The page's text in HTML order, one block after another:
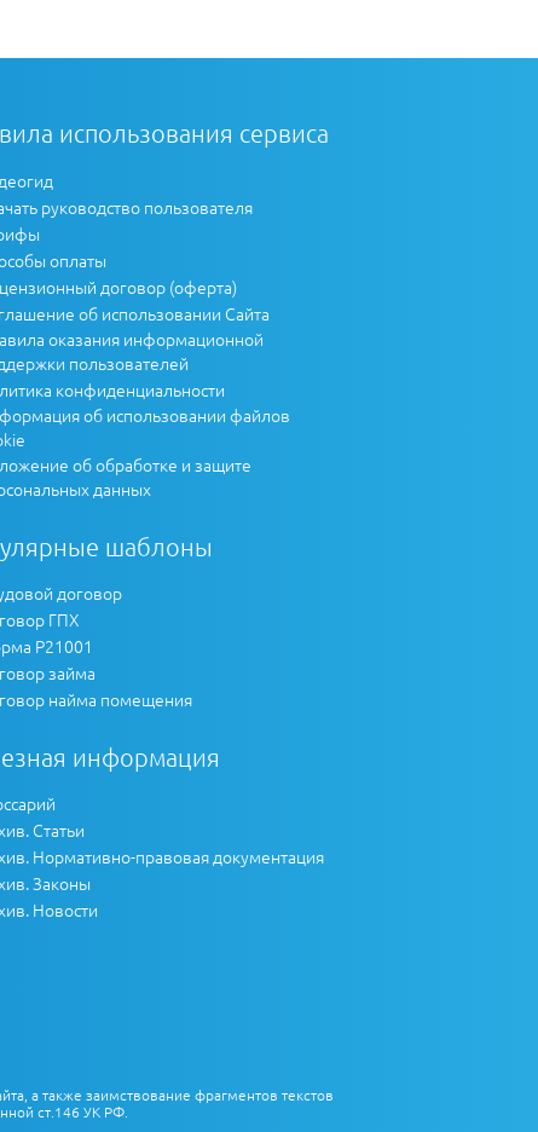
использования сервиса
руководство пользователя
оплаты
договор (оферта)
об использовании Сайта
оказания информационной
пользователей
конфиденциальности
об использовании файлов
об обработке и защите
данных
шаблоны
договор
ГПХ
Р21001
займа
найма помещения
информация
Статьи
Нормативно-правовая документация
Законы
Новости
а также заимствование фрагментов текстов
ст.146 УК РФ.